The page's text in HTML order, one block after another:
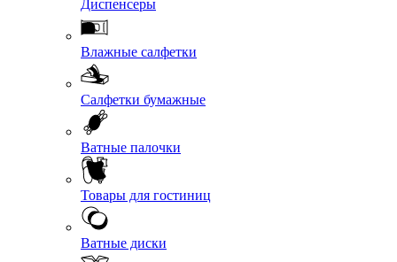
Диспенсеры
Влажные салфетки
Салфетки бумажные
Ватные палочки
Товары для гостиниц
Ватные диски